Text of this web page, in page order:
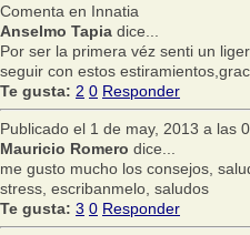
Comenta en Innatia
Anselmo Tapia dice...
Por ser la primera véz senti un
seguir con estos
Te gusta: 2 0 Responder
Publicado el 1 de may, 2013 a las
Mauricio Romero dice...
me gusto mucho los consejos,
stress, escribanmelo, saludos
Te gusta: 3 0 Responder